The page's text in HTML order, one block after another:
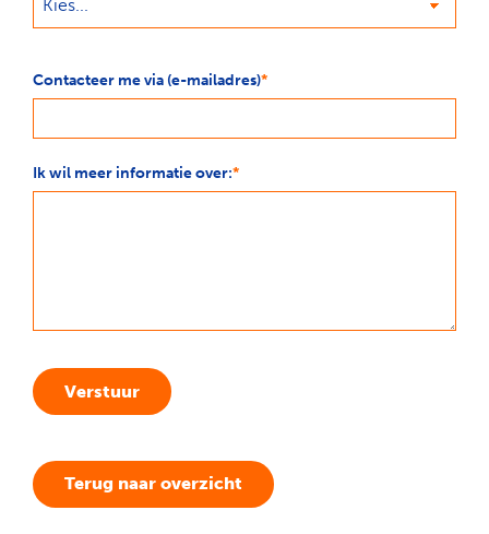
Contacteer me via (e-mailadres)
Ik wil meer informatie over:
Verstuur
Terug naar overzicht